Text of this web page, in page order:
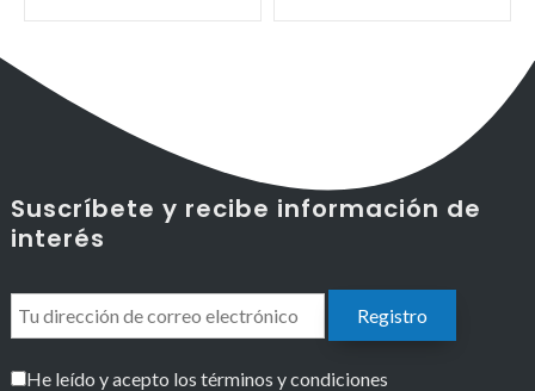
Suscríbete y recibe información de
interés
He leído y acepto los términos y condiciones